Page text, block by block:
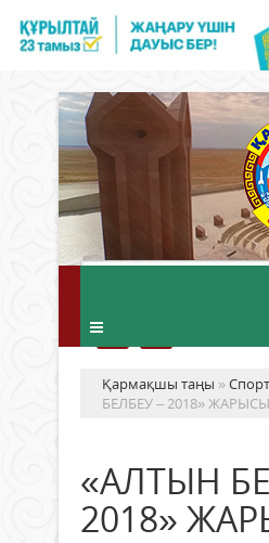
Қармақшы таңы »Спорт
БЕЛБЕУ – 2018» ЖАРЫСЫ
«АЛТЫН
2018»